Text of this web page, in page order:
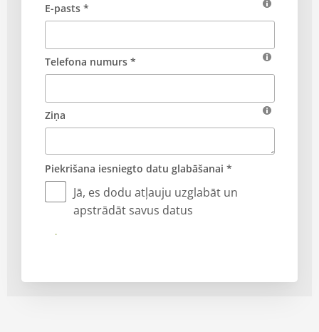
E-pasts *
Telefona numurs *
Ziņa
Piekrišana iesniegto datu glabāšanai *
Jā, es dodu atļauju uzglabāt un
apstrādāt savus datus
Iesniegt